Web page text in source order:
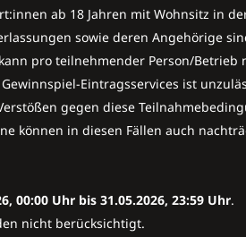
ab 18 Jahren mit Wohnsitz in
sowie deren Angehörige
pro teilnehmender Person/Betrieb
Eintragsservices ist
gegen diese
können in diesen Fällen auch
00:00 Uhr bis 31.05.2026, 23:59 Uhr.
nicht berücksichtigt.